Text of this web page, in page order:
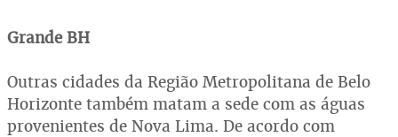
Grande BH
Outras cidades da Região Metropolitana de Belo
Horizonte também matam a sede com as águas
provenientes de Nova Lima. De acordo com